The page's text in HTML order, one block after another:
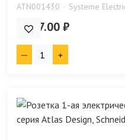
ATN001430 Systeme
7 137.00 ₽